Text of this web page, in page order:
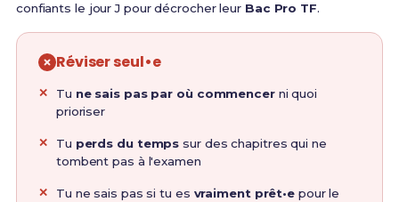
confiants le jour J pour décrocher leur Bac Pro TF.
Réviser seul•e
Tu ne sais pas par où commencerni quoi
prioriser
Tu perds du temps sur des chapitres qui ne
tombent pas à l'examen
Tu ne sais pas si tu es vraiment prêt•e pour le